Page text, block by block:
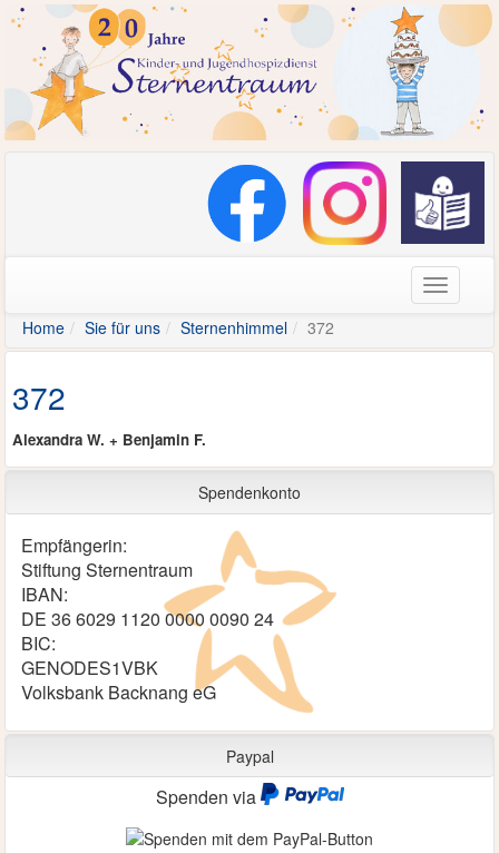
Home
Sie für uns Sternenhimmel 372
372
Alexandra W. + Benjamin F.
Spendenkonto
Empfängerin:
Stiftung Sternentraum
IBAN:
DE 36 6029 1120 0000 0090 24
BIC:
GENODES1VBK
Volksbank Backnang eG
Paypal
Spenden via